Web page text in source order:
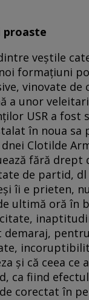
proaste
veștile
formațiuni
vinovate
a unor
USR a fost
în noua sa
dnei Clotilde
fără
de partid,
îi e prieten,
ultimă oră în
demaraj,
și că ceea
ca fiind
corectat în